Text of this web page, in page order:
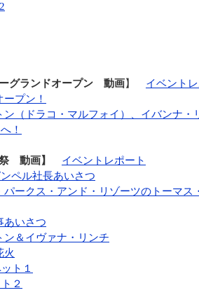
ーグランドオープン 動画】 イベント
プン！
ン（ドラコ・マルフォイ）、イバンナ・
！
動画】
イベントレポート
ペル社長あいさつ
パークス・アンド・リゾーツのトーマス
あいさつ
＆イヴァナ・リンチ
火
ト１
２